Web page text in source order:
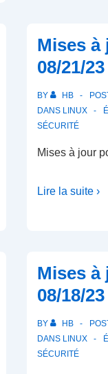
mises
à
de
sécurité
Mises
08/21/23
BY HB
DANS LINUX
SÉCURITÉ
Mises à jour
Lire la suite ›
Mises
08/18/23
BY HB
DANS LINUX
SÉCURITÉ